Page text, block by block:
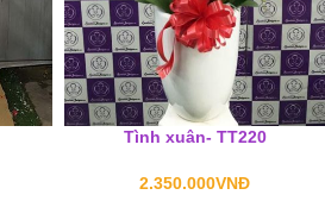
Tình xuân- TT220
2.350.000VNĐ